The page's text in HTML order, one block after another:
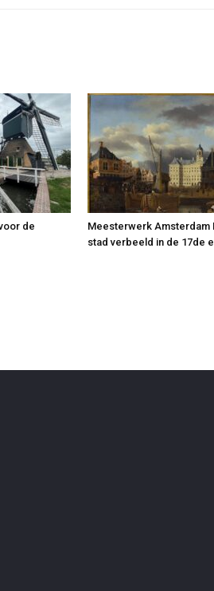
de
Meesterwerk Amsterdam
stad verbeeld in de 17de